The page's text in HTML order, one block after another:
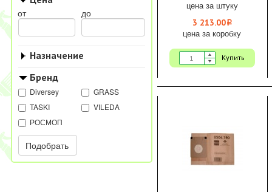
от до
Назначение
Бренд
Diversey
GRASS
TASKI
VILEDA
РОСМОП
Подобрать
цена за штуку
3 213.00i
цена за коробку
Купить